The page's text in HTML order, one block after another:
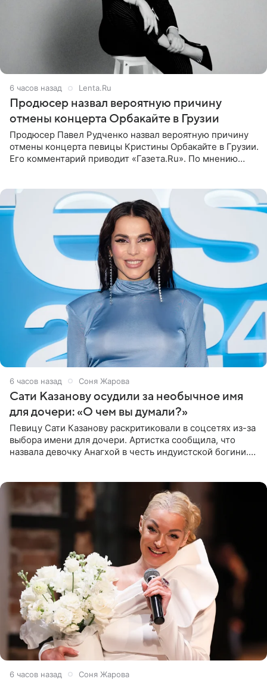
6 часов назад Lenta.Ru
Продюсер назвал вероятную причину
отмены концерта Орбакайте в Грузии
Продюсер Павел Рудченко назвал вероятную причину
отмены концерта певицы Кристины Орбакайте в Грузии.
Его комментарий приводит «Газета.Ru». По мнению
6 часов назад Соня Жарова
Сати Казанову осудили за необычное имя
для дочери: «О чем вы думали?»
Певицу Сати Казанову раскритиковали в соцсетях из-за
выбора имени для дочери. Артистка сообщила, что
назвала девочку Анагхой в честь индуистской богини.
6 часов назад Соня Жарова